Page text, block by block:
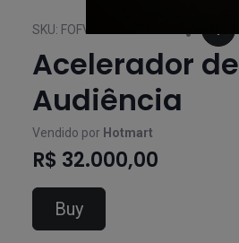
SKU: FOFVNO0X37
Acelerador de
Audiência
Vendido por Hotmart
R$ 32.000,00
Buy